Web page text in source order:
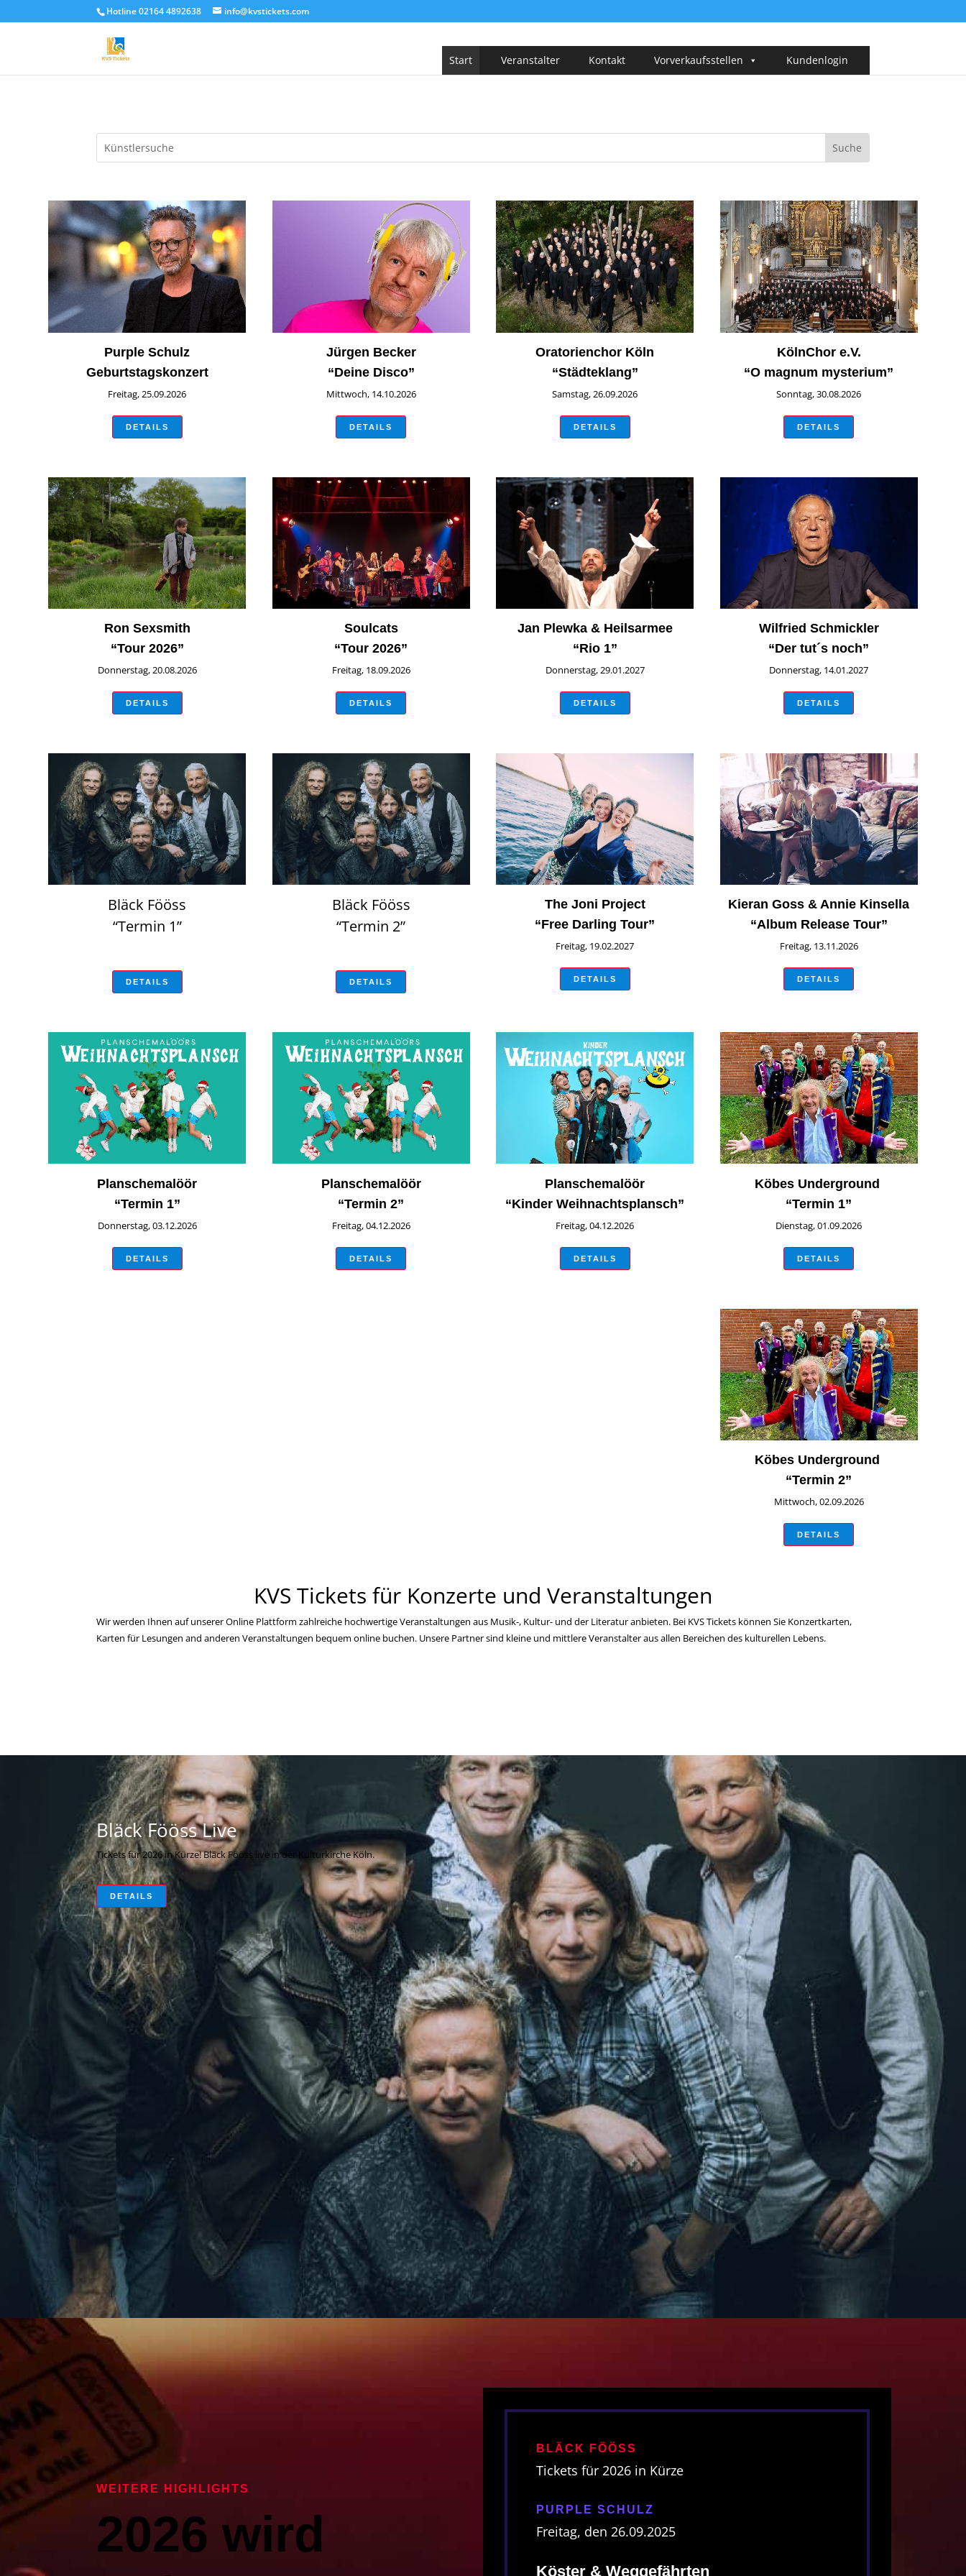
Hotline 02164 4892638 info@kvstickets.com
Start Veranstalter Kontakt Vorverkaufsstellen Kundenlogin
Purple Schulz
Geburtstagskonzert
Freitag, 25.09.2026
DETAILS
Jürgen Becker
“Deine Disco”
Mittwoch, 14.10.2026
DETAILS
Oratorienchor Köln
“Städteklang”
Samstag, 26.09.2026
DETAILS
KölnChor e.V.
“O magnum mysterium”
Sonntag, 30.08.2026
DETAILS
Ron Sexsmith
“Tour 2026”
Donnerstag, 20.08.2026
DETAILS
Soulcats
“Tour 2026”
Freitag, 18.09.2026
DETAILS
Jan Plewka & Heilsarmee
“Rio 1”
Donnerstag, 29.01.2027
DETAILS
Wilfried Schmickler
“Der tut´s noch”
Donnerstag, 14.01.2027
DETAILS
Bläck Fööss
“Termin 1”
DETAILS
Bläck Fööss
“Termin 2”
DETAILS
The Joni Project
“Free Darling Tour”
Freitag, 19.02.2027
DETAILS
Kieran Goss & Annie Kinsella
“Album Release Tour”
Freitag, 13.11.2026
DETAILS
Planschemalöör
“Termin 1”
Donnerstag, 03.12.2026
DETAILS
Planschemalöör
“Termin 2”
Freitag, 04.12.2026
DETAILS
Planschemalöör
“Kinder Weihnachtsplansch”
Freitag, 04.12.2026
DETAILS
Köbes Underground
“Termin 1”
Dienstag, 01.09.2026
DETAILS
Köbes Underground
“Termin 2”
Mittwoch, 02.09.2026
DETAILS
KVS Tickets für Konzerte und Veranstaltungen
Wir werden Ihnen auf unserer Online Plattform zahlreiche hochwertige Veranstaltungen aus Musik-, Kultur- und der Literatur anbieten. Bei KVS Tickets können Sie Konzertkarten,
Karten für Lesungen and anderen Veranstaltungen bequem online buchen. Unsere Partner sind kleine und mittlere Veranstalter aus allen Bereichen des kulturellen Lebens.
Bläck FöössLive
Tickets für 2026 in Kürze! Bläck Fööss live in der Kulturkirche Köln.
DETAILS
WEITERE HIGHLIGHTS
2026 wird
BLÄCK FÖÖSS
Tickets für 2026 in Kürze
PURPLE SCHULZ
Freitag, den 26.09.2025
Köster & Weggefährten